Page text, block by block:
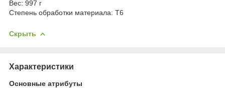
Вес: 997 г
Степень обработки материала: T6
Скрыть
Характеристики
Основные атрибуты